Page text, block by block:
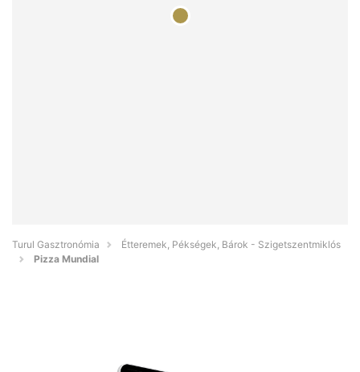
Turul Gasztronómia
Étteremek, Pékségek, Bárok - Szigetszentmiklós
Pizza Mundial